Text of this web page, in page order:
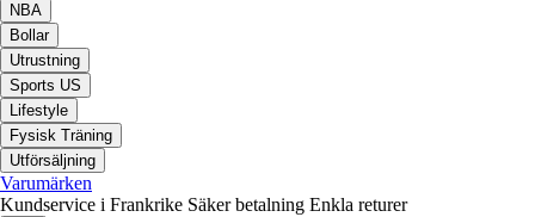
NBA
Bollar
Utrustning
Sports US
Lifestyle
Fysisk Träning
Utförsäljning
Varumärken
Kundservice i Frankrike Säker betalning Enkla returer